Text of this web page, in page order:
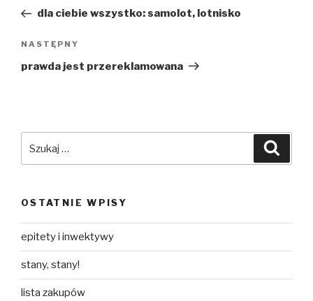
wpisdla ciebie wszystko: samolot, lotnisko
Następny
wpis
NASTĘPNY
prawda jest przereklamowana
OSTATNIE WPISY
epitety i inwektywy
stany, stany!
lista zakupów